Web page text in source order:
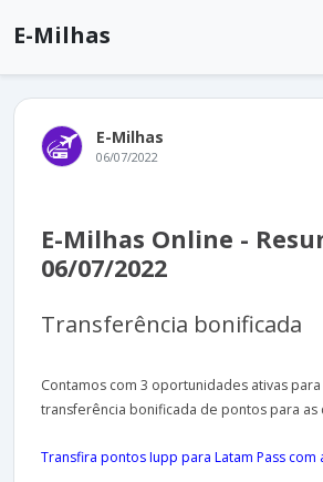
E-Milhas
E-Milhas
06/07/2022
E-Milhas Online -
06/07/2022
Transferência bonificada
Contamos com 3 oportunidades ativas
transferência bonificada de pontos para as
Transfira pontos Iupp para Latam Pass com